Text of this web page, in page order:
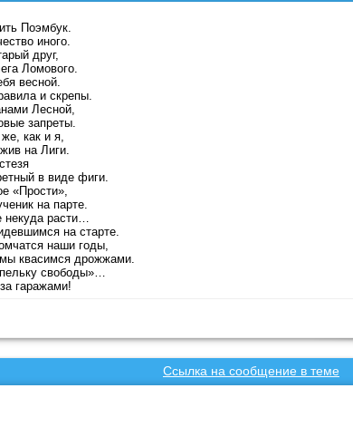
Поэмбук.
иного.
друг,
Ломового.
весной.
и скрепы.
Лесной,
запреты.
как и я,
на Лиги.
в виде фиги.
«Прости»,
на парте.
некуда расти…
на старте.
наши годы,
квасимся дрожжами.
свободы»…
гаражами!
Ссылка на сообщение в теме